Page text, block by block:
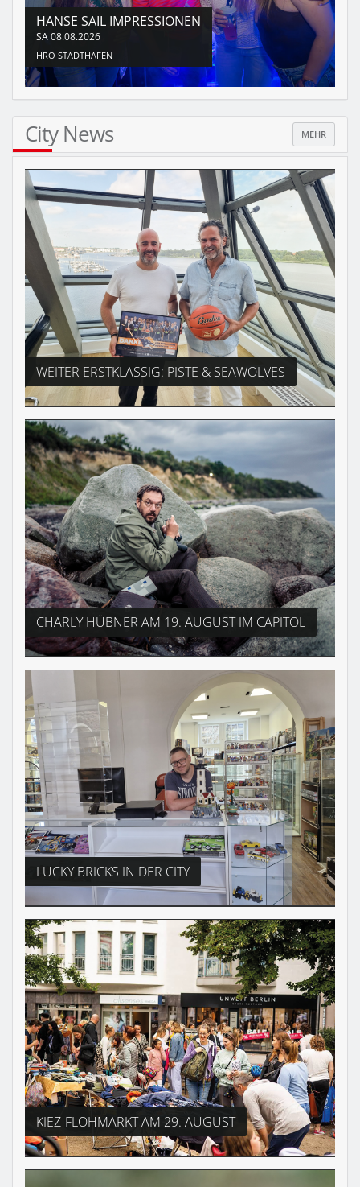
HANSE SAIL IMPRESSIONEN
SA08.08.2026
HRO STADTHAFEN
City News MEHR
WEITER ERSTKLASSIG: PISTE & SEAWOLVES
CHARLY HÜBNER AM 19. AUGUST IM CAPITOL
LUCKY BRICKS IN DER CITY
KIEZ-FLOHMARKT AM 29. AUGUST